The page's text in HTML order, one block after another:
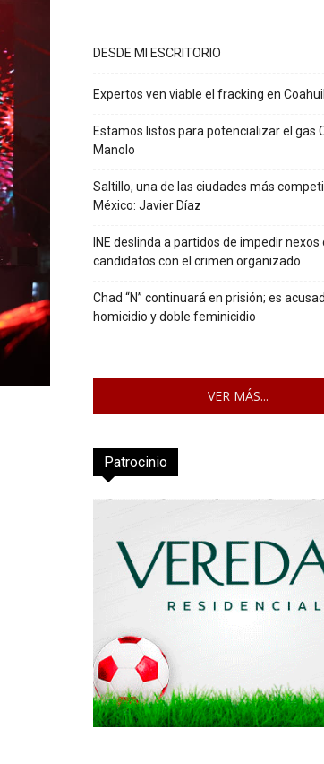
DESDE MI ESCRITORIO
Expertos ven viable el fracking en
Estamos listos para potencializar el gas
Manolo
Saltillo, una de las ciudades más
México: Javier Díaz
INE deslinda a partidos de impedir nexos
candidatos con el crimen organizado
Chad “N” continuará en prisión; es
homicidio y doble feminicidio
VER MÁS...
Patrocinio